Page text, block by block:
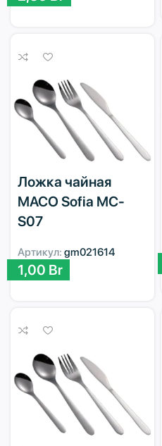
Ложка чайная
MACO Sofia MC-
S07
Артикул: gm021614
1,00 Br